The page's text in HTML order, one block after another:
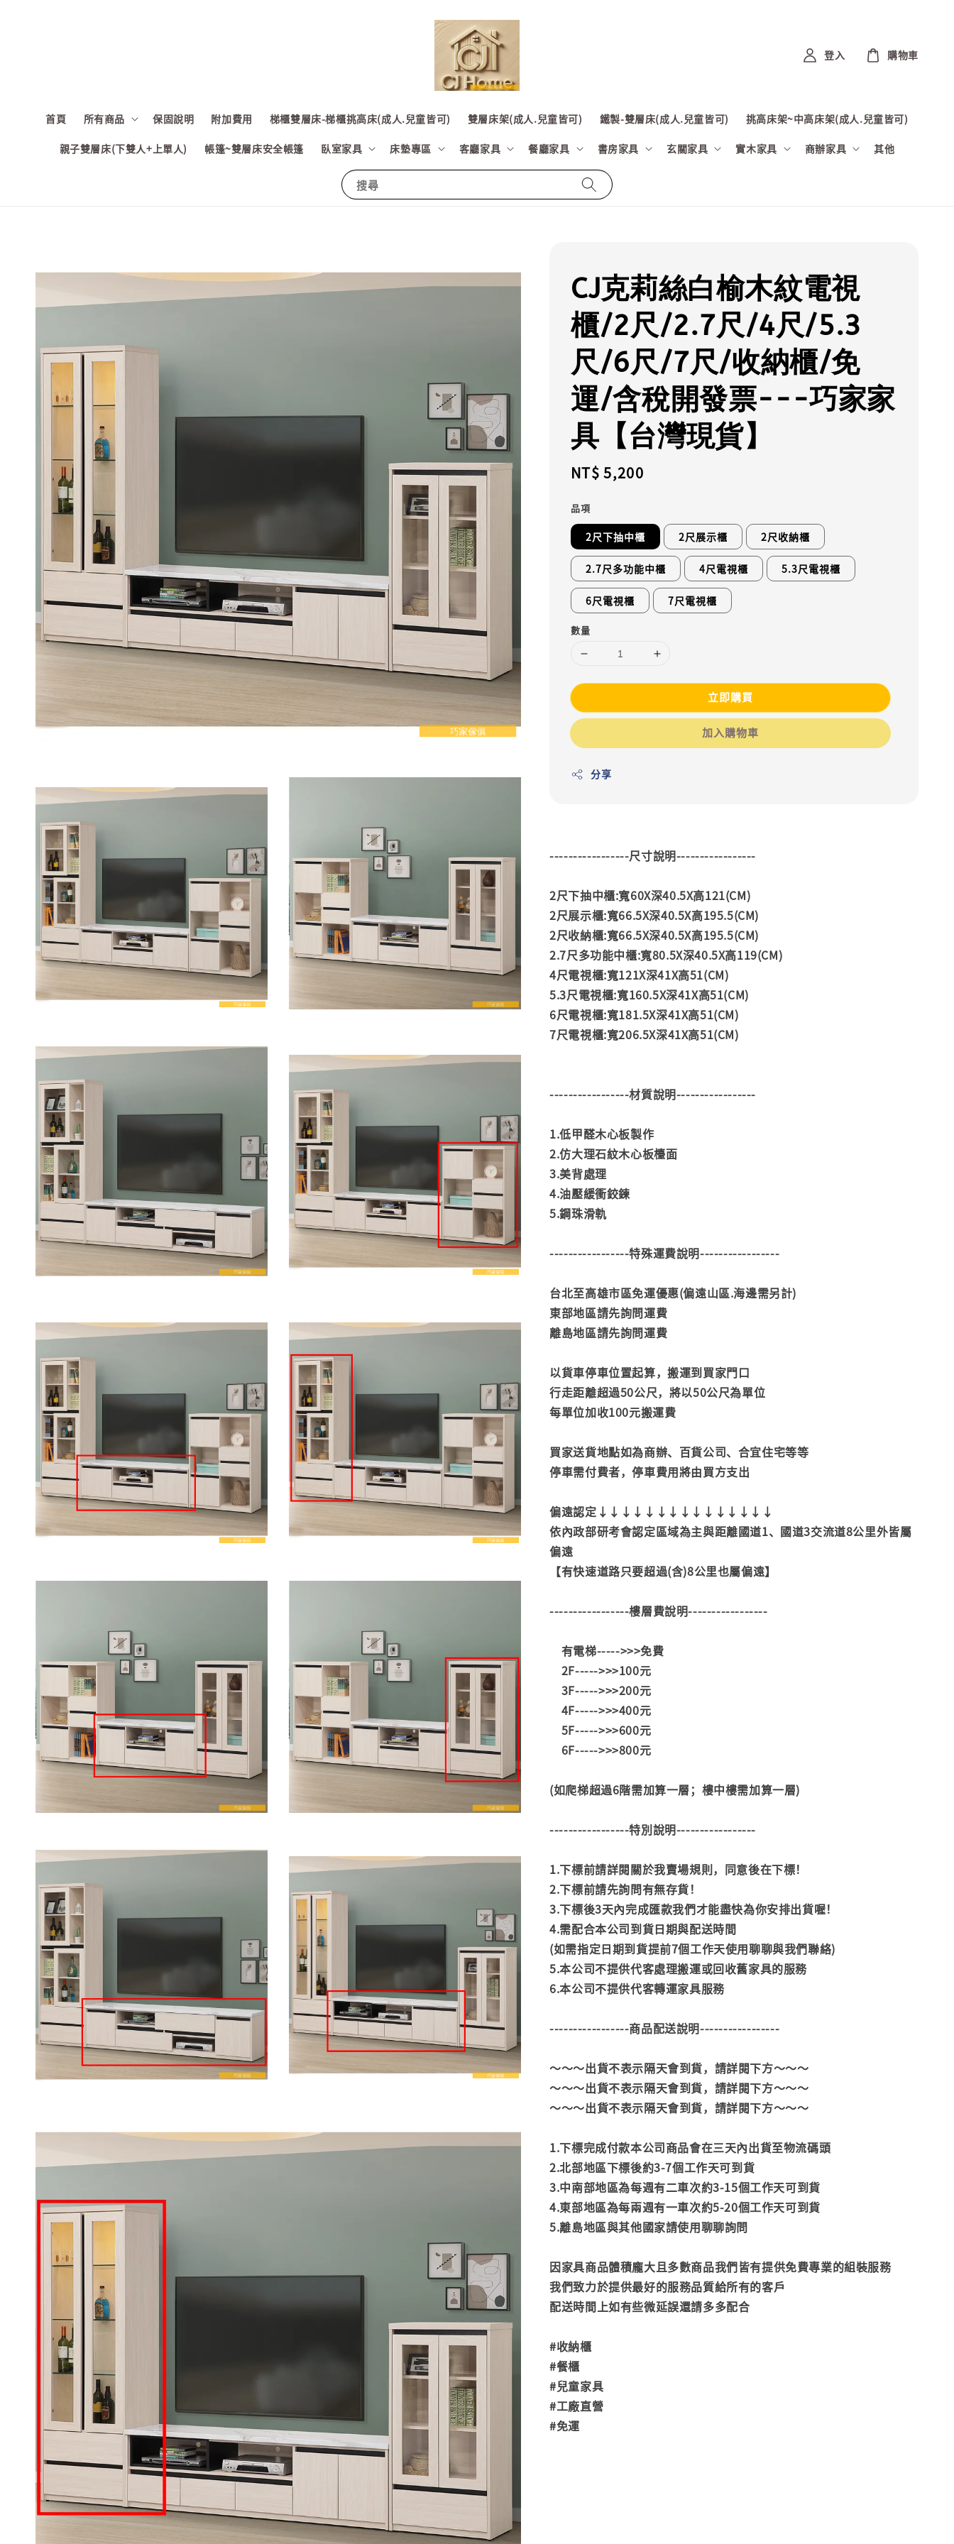
搜尋
首頁 所有商品 保固說明 附加費用 梯櫃雙層床-梯櫃挑高床(成人.兒童皆可) 雙層床架(成人.兒童皆可) 鐵製-雙層床(成人.兒童皆可) 挑高床架~中高床架(成人.兒童皆可)
親子雙層床(下雙人+上單人) 帳篷~雙層床安全帳篷 臥室家具 床墊專區 客廳家具 餐廳家具 書房家具 玄關家具 實木家具 商辦家具 其他
登入 購物車
CJ克莉絲白榆木紋電視
櫃/2尺/2.7尺/4尺/5.3
尺/6尺/7尺/收納櫃/免
運/含稅開發票---巧家家
具【台灣現貨】
Regular
NT$ 5,200
品項
2尺下抽中櫃 2尺展示櫃 2尺收納櫃
2.7尺多功能中櫃 4尺電視櫃 5.3尺電視櫃
6尺電視櫃 7尺電視櫃
數量
立即購買
加入購物車
分享
-----------------尺寸說明-----------------
2尺下抽中櫃:寬60X深40.5X高121(CM)
2尺展示櫃:寬66.5X深40.5X高195.5(CM)
2尺收納櫃:寬66.5X深40.5X高195.5(CM)
2.7尺多功能中櫃:寬80.5X深40.5X高119(CM)
4尺電視櫃:寬121X深41X高51(CM)
5.3尺電視櫃:寬160.5X深41X高51(CM)
6尺電視櫃:寬181.5X深41X高51(CM)
7尺電視櫃:寬206.5X深41X高51(CM)
-----------------材質說明-----------------
1.低甲醛木心板製作
2.仿大理石紋木心板檯面
3.美背處理
4.油壓緩衝鉸鍊
5.鋼珠滑軌
-----------------特殊運費說明-----------------
台北至高雄市區免運優惠(偏遠山區.海邊需另計)
東部地區請先詢問運費
離島地區請先詢問運費
以貨車停車位置起算，搬運到買家門口
行走距離超過50公尺，將以50公尺為單位
每單位加收100元搬運費
買家送貨地點如為商辦、百貨公司、合宜住宅等等
停車需付費者，停車費用將由買方支出
偏遠認定↓↓↓↓↓↓↓↓↓↓↓↓↓↓↓
依內政部研考會認定區域為主與距離國道1、國道3交流道8公里外皆屬
偏遠
【有快速道路只要超過(含)8公里也屬偏遠】
-----------------樓層費說明-----------------
有電梯----->>>免費
2F----->>>100元
3F----->>>200元
4F----->>>400元
5F----->>>600元
6F----->>>800元
(如爬梯超過6階需加算一層；樓中樓需加算一層)
-----------------特別說明-----------------
1.下標前請詳閱關於我賣場規則，同意後在下標！
2.下標前請先詢問有無存貨！
3.下標後3天內完成匯款我們才能盡快為你安排出貨喔！
4.需配合本公司到貨日期與配送時間
(如需指定日期到貨提前7個工作天使用聊聊與我們聯絡)
5.本公司不提供代客處理搬運或回收舊家具的服務
6.本公司不提供代客轉運家具服務
-----------------商品配送說明-----------------
～～～出貨不表示隔天會到貨，請詳閱下方～～～
～～～出貨不表示隔天會到貨，請詳閱下方～～～
～～～出貨不表示隔天會到貨，請詳閱下方～～～
1.下標完成付款本公司商品會在三天內出貨至物流碼頭
2.北部地區下標後約3-7個工作天可到貨
3.中南部地區為每週有二車次約3-15個工作天可到貨
4.東部地區為每兩週有一車次約5-20個工作天可到貨
5.離島地區與其他國家請使用聊聊詢問
因家具商品體積龐大且多數商品我們皆有提供免費專業的組裝服務
我們致力於提供最好的服務品質給所有的客戶
配送時間上如有些微延誤還請多多配合
#收納櫃
#餐櫃
#兒童家具
#工廠直營
#免運